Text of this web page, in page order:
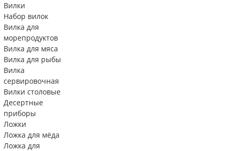
Вилки
Набор вилок
Вилка для
морепродуктов
Вилка для мяса
Вилка для рыбы
Вилка
сервировочная
Вилки столовые
Десертные
приборы
Ложки
Ложка для мёда
Ложка для